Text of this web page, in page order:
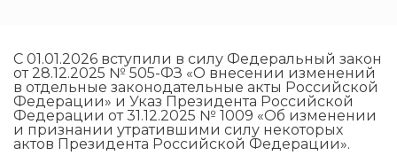
С 01.01.2026 вступили в силу Федеральный закон
от 28.12.2025 № 505-ФЗ «О внесении изменений
в отдельные законодательные акты Российской
Федерации» и Указ Президента Российской
Федерации от 31.12.2025 № 1009 «Об изменении
и признании утратившими силу некоторых
актов Президента Российской Федерации».